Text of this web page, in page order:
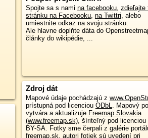
Spojte sa s nami na facebooku, zdieľajte
stránku na Facebooku, na Twittri, alebo
umiestnite odkaz na svoju stránku.
Ale hlavne doplňte dáta do
články do wikipédie, ...
Zdroj dát
Mapové údaje pochádzajú z
prístupná pod licenciou ODbL. Mapový
vytvára a aktualizuje Freemap Slovakia
(www.freemap.sk), šíriteľný pod licenciou
BY-SA. Fotky sme čerpali z galérie
freemap.sk, autori fotiek sú uvedení pri